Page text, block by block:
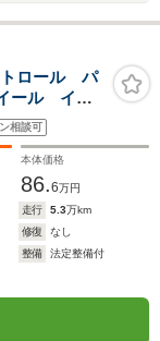
ロール パ
ール イン
ション シ
レーキレ
相談可
本体価格
86.6万円
走行 5.3万km
修復
なし
整備
法定整備付